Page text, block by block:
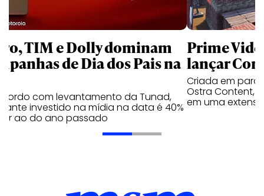
TIM e Dolly dominam
de Dia dos Pais na
com levantamento da Tunad,
investido na mídia na data é 40%
ao do ano passado
Prime
lançar
Criada em
Ostra Content,
em uma